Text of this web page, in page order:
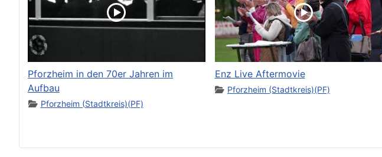
Pforzheim in den 70er Jahren im
Aufbau
Pforzheim (Stadtkreis)(PF)
Enz Live Aftermovie
Pforzheim (Stadtkreis)(PF)